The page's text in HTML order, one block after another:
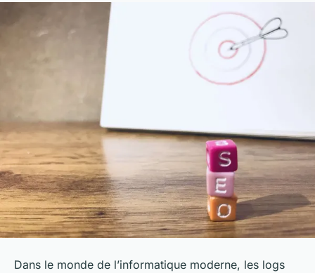
Dans le monde de l’informatique moderne, les logs